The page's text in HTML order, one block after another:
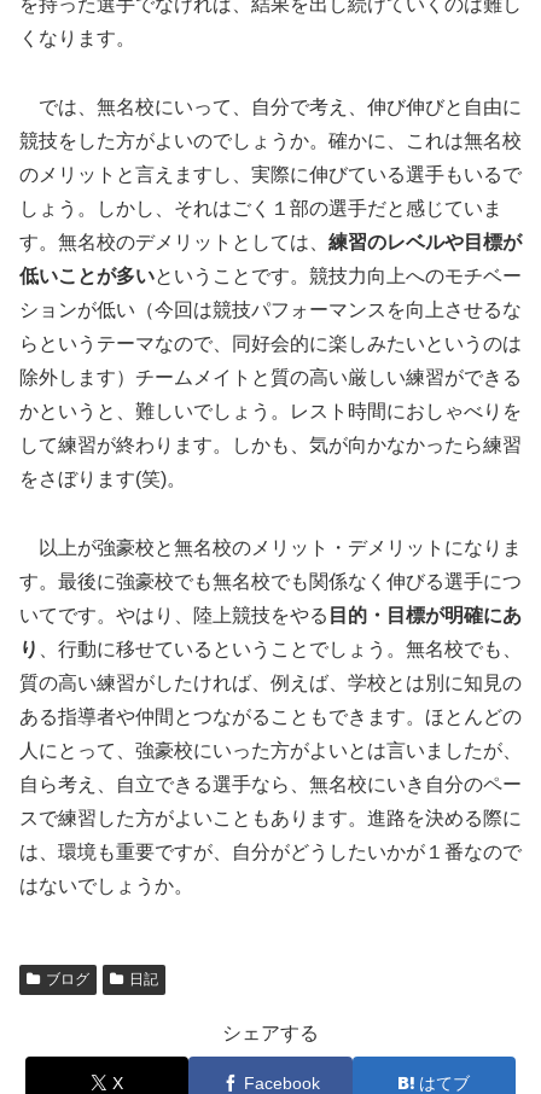
を持った選手でなければ、結果を出し続けていくのは難し
くなります。
では、無名校にいって、自分で考え、伸び伸びと自由に
競技をした方がよいのでしょうか。確かに、これは無名校
のメリットと言えますし、実際に伸びている選手もいるで
しょう。しかし、それはごく１部の選手だと感じていま
す。無名校のデメリットとしては、 練習のレベルや目標が
低いことが多いということです。競技力向上へのモチベー
ションが低い（今回は競技パフォーマンスを向上させるな
らというテーマなので、同好会的に楽しみたいというのは
除外します）チームメイトと質の高い厳しい練習ができる
かというと、難しいでしょう。レスト時間におしゃべりを
して練習が終わります。しかも、気が向かなかったら練習
をさぼります(笑)。
以上が強豪校と無名校のメリット・デメリットになりま
す。最後に強豪校でも無名校でも関係なく伸びる選手につ
いてです。やはり、陸上競技をやる 目的・目標が明確にあ
り
、行動に移せているということでしょう。無名校でも、
質の高い練習がしたければ、例えば、学校とは別に知見の
ある指導者や仲間とつながることもできます。ほとんどの
人にとって、強豪校にいった方がよいとは言いましたが、
自ら考え、自立できる選手なら、無名校にいき自分のペー
スで練習した方がよいこともあります。進路を決める際に
は、環境も重要ですが、自分がどうしたいかが１番なので
はないでしょうか。
ブログ 日記
シェアする
X Facebook はてブ